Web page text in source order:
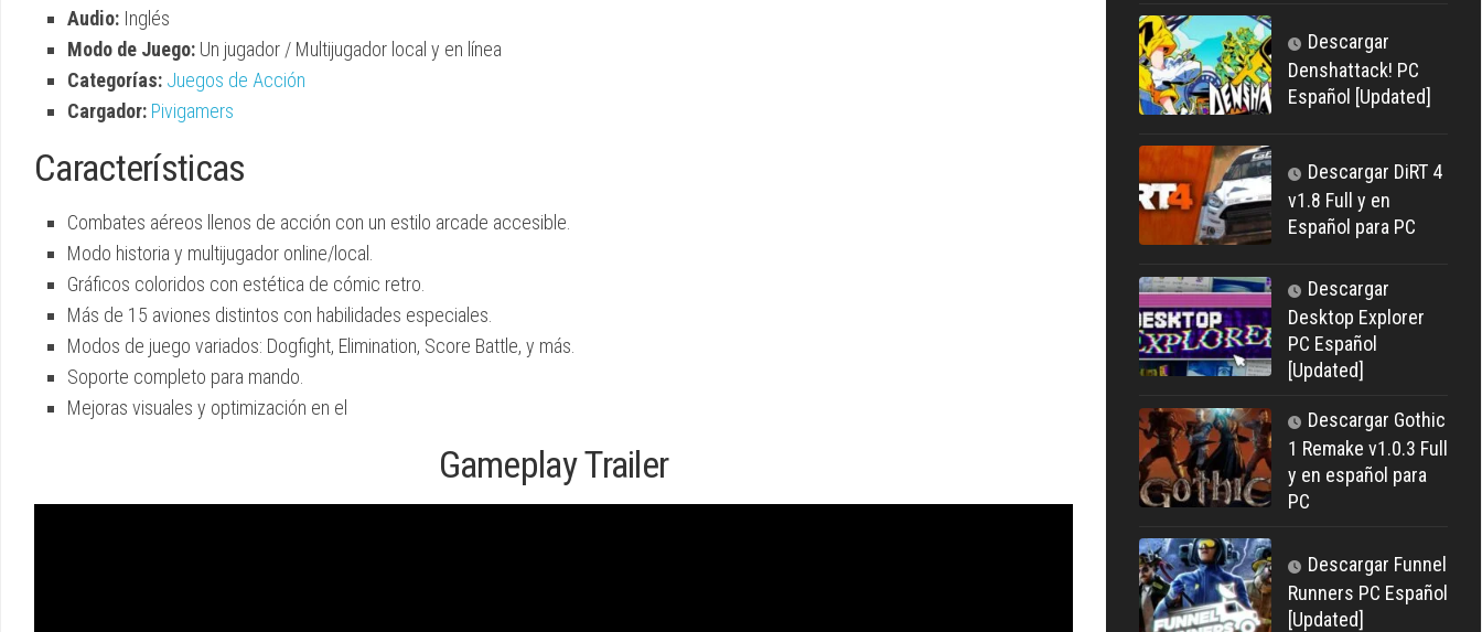
Audio: Inglés
Modo de Juego: Un jugador / Multijugador local y en línea
Categorías: Juegos de Acción
Cargador: Pivigamers
Características
Combates aéreos llenos de acción con un estilo arcade accesible.
Modo historia y multijugador online/local.
Gráficos coloridos con estética de cómic retro.
Más de 15 aviones distintos con habilidades especiales.
Modos de juego variados: Dogfight, Elimination, Score Battle, y más.
Soporte completo para mando.
Mejoras visuales y optimización en el
Gameplay Trailer
Descargar
Denshattack! PC
Español [Updated]
Descargar DiRT 4
v1.8 Full y en
Español para PC
Descargar
Desktop Explorer
PC Español
[Updated]
Descargar Gothic
1 Remake v1.0.3 Full
y en español para
PC
Descargar Funnel
Runners PC Español
[Updated]